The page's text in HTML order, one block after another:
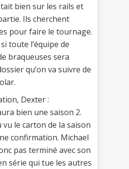
bien sur les rails et
Ils cherchent
pour faire le tournage.
toute l’équipe de
braqueuses sera
qu’on va suivre de
Dexter :
bien une saison 2.
vu le carton de la saison
confirmation. Michael
pas terminé avec son
série qui tue les autres